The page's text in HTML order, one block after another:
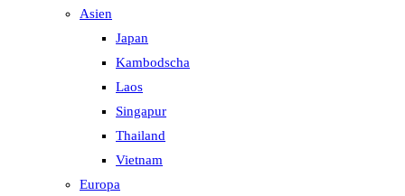
Asien
Japan
Kambodscha
Laos
Singapur
Thailand
Vietnam
Europa